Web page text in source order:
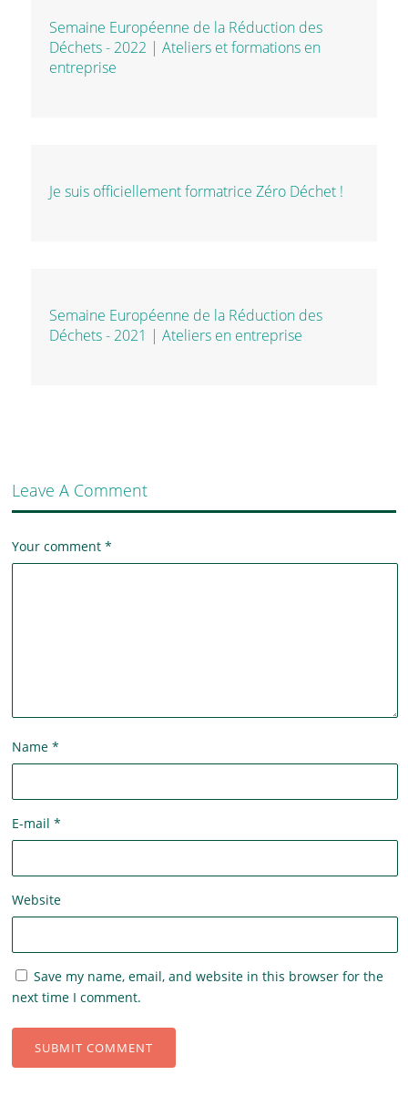
Semaine Européenne de la Réduction des
Déchets - 2022 | Ateliers et formations en
entreprise
Je suis officiellement formatrice Zéro Déchet !
Semaine Européenne de la Réduction des
Déchets - 2021 | Ateliers en entreprise
Leave A Comment
Your comment*
Name*
E-mail*
Website
Save my name, email, and website in this browser for the
next time I comment.